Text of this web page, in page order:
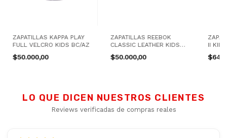
ZAPATILLAS KAPPA PLAY
FULL VELCRO KIDS BC/AZ
$50.000,00
ZAPATILLAS REEBOK
CLASSIC LEATHER KIDS
NG
$50.000,00
II
LO QUE DICEN NUESTROS CLIENTES
Reviews verificadas de compras reales